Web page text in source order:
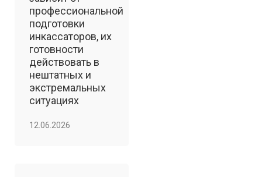
профессиональной
подготовки
инкассаторов, их
готовности
действовать в
нештатных и
экстремальных
ситуациях
12.06.2026